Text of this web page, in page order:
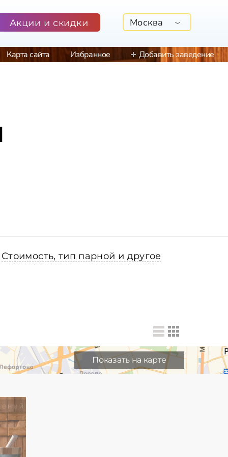
Акции и скидки Москва
Карта сайта Избранное Добавить заведение
Стоимость, тип парной и другое
Показать на карте